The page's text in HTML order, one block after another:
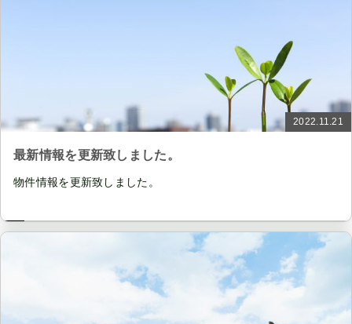
2022.11.21
最新情報を更新致しました。
物件情報を更新致しました。